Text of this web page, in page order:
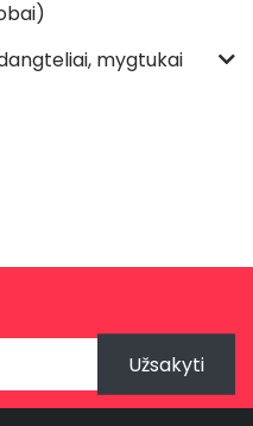
mygtukai
Užsakyti